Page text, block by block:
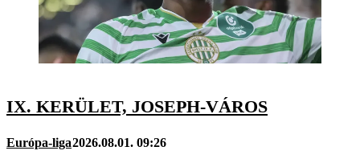
IX. KERÜLET, JOSEPH-VÁROS
Európa-liga2026.08.01. 09:26